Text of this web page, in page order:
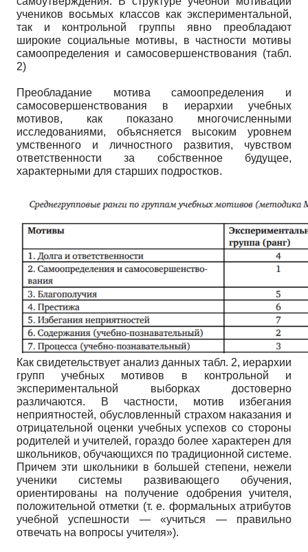
учеников восьмых классов как экспериментальной,
так и контрольной группы явно преобладают
широкие социальные мотивы, в частности мотивы
самоопределения и самосовершенствования (табл.
2)
Преобладание мотива самоопределения и
самосовершенствования в иерархии учебных
мотивов, как показано многочисленными
исследованиями, объясняется высоким уровнем
умственного и личностного развития, чувством
ответственности за собственное будущее,
характерными для старших подростков.
Как свидетельствует анализ данных табл. 2, иерархии
групп учебных мотивов в контрольной и
экспериментальной выборках достоверно
различаются. В частности, мотив избегания
неприятностей, обусловленный страхом наказания и
отрицательной оценки учебных успехов со стороны
родителей и учителей, гораздо более характерен для
школьников, обучающихся по традиционной системе.
Причем эти школьники в большей степени, нежели
ученики системы развивающего обучения,
ориентированы на получение одобрения учителя,
положительной отметки (т. е. формальных атрибутов
учебной успешности — «учиться — правильно
отвечать на вопросы учителя»).